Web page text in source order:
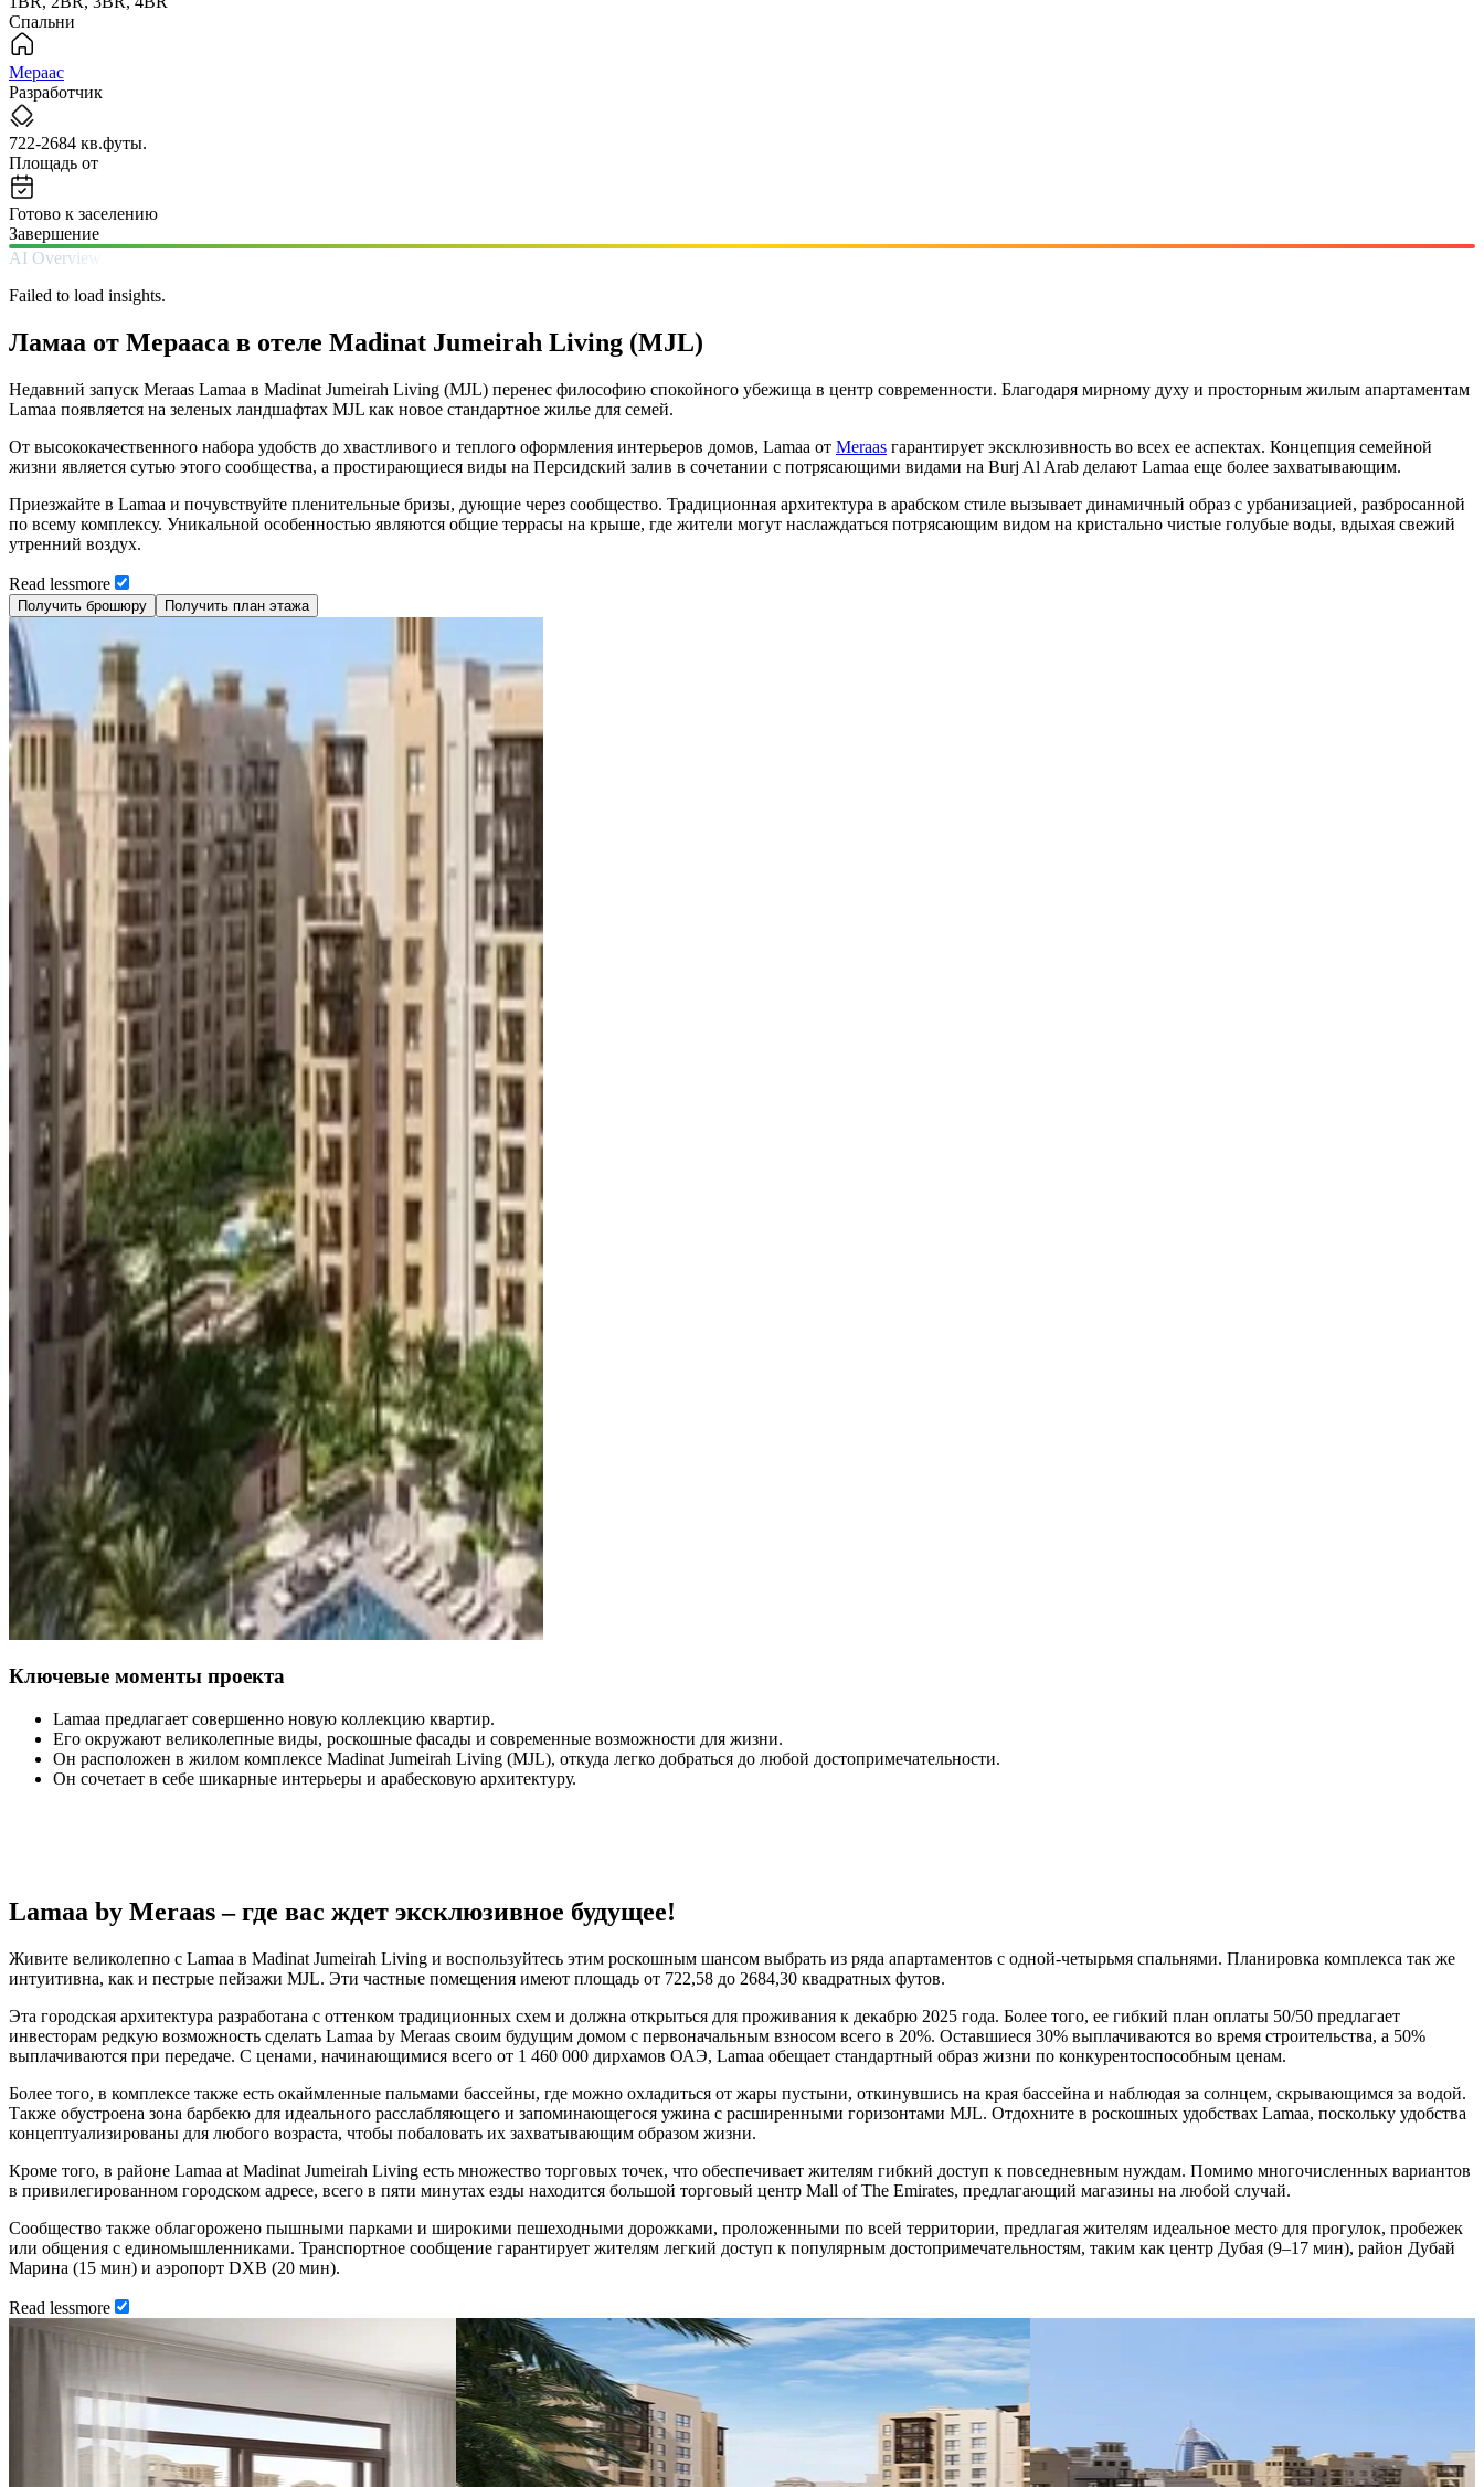
Спальни
Мераас
Разработчик
722-2684 кв.футы.
Площадь от
Готово к заселению
Завершение
AI Overview
Failed to load insights.
Ламаа от Мерааса в отеле Madinat Jumeirah Living (MJL)
Недавний запуск Meraas Lamaa в Madinat Jumeirah Living (MJL) перенес философию спокойного убежища в центр современности. Благодаря мирному духу и просторным жилым апартаментам
Lamaa появляется на зеленых ландшафтах MJL как новое стандартное жилье для семей.
От высококачественного набора удобств до хвастливого и теплого оформления интерьеров домов, Lamaa от Meraas гарантирует эксклюзивность во всех ее аспектах. Концепция семейной
жизни является сутью этого сообщества, а простирающиеся виды на Персидский залив в сочетании с потрясающими видами на Burj Al Arab делают Lamaa еще более захватывающим.
Приезжайте в Lamaa и почувствуйте пленительные бризы, дующие через сообщество. Традиционная архитектура в арабском стиле вызывает динамичный образ с урбанизацией, разбросанной
по всему комплексу. Уникальной особенностью являются общие террасы на крыше, где жители могут наслаждаться потрясающим видом на кристально чистые голубые воды, вдыхая свежий
утренний воздух.
Read lessmore
Получить брошюру Получить план этажа
Ключевые моменты проекта
Lamaa предлагает совершенно новую коллекцию квартир.
Его окружают великолепные виды, роскошные фасады и современные возможности для жизни.
Он расположен в жилом комплексе Madinat Jumeirah Living (MJL), откуда легко добраться до любой достопримечательности.
Он сочетает в себе шикарные интерьеры и арабесковую архитектуру.
Lamaa by Meraas – где вас ждет эксклюзивное будущее!
Живите великолепно с Lamaa в Madinat Jumeirah Living и воспользуйтесь этим роскошным шансом выбрать из ряда апартаментов с одной-четырьмя спальнями. Планировка комплекса так же
интуитивна, как и пестрые пейзажи MJL. Эти частные помещения имеют площадь от 722,58 до 2684,30 квадратных футов.
Эта городская архитектура разработана с оттенком традиционных схем и должна открыться для проживания к декабрю 2025 года. Более того, ее гибкий план оплаты 50/50 предлагает
инвесторам редкую возможность сделать Lamaa by Meraas своим будущим домом с первоначальным взносом всего в 20%. Оставшиеся 30% выплачиваются во время строительства, а 50%
выплачиваются при передаче. С ценами, начинающимися всего от 1 460 000 дирхамов ОАЭ, Lamaa обещает стандартный образ жизни по конкурентоспособным ценам.
Более того, в комплексе также есть окаймленные пальмами бассейны, где можно охладиться от жары пустыни, откинувшись на края бассейна и наблюдая за солнцем, скрывающимся за водой.
Также обустроена зона барбекю для идеального расслабляющего и запоминающегося ужина с расширенными горизонтами MJL. Отдохните в роскошных удобствах Lamaa, поскольку удобства
концептуализированы для любого возраста, чтобы побаловать их захватывающим образом жизни.
Кроме того, в районе Lamaa at Madinat Jumeirah Living есть множество торговых точек, что обеспечивает жителям гибкий доступ к повседневным нуждам. Помимо многочисленных вариантов
в привилегированном городском адресе, всего в пяти минутах езды находится большой торговый центр Mall of The Emirates, предлагающий магазины на любой случай.
Сообщество также облагорожено пышными парками и широкими пешеходными дорожками, проложенными по всей территории, предлагая жителям идеальное место для прогулок, пробежек
или общения с единомышленниками. Транспортное сообщение гарантирует жителям легкий доступ к популярным достопримечательностям, таким как центр Дубая (9–17 мин), район Дубай
Марина (15 мин) и аэропорт DXB (20 мин).
Read lessmore